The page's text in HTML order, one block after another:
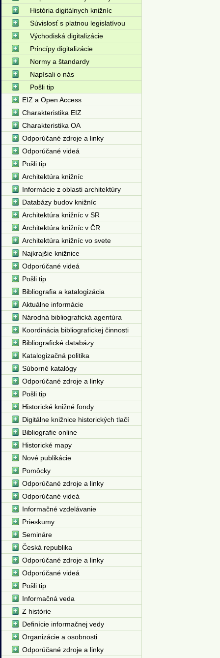
História digitálnych knižníc
Súvislosť s platnou legislatívou
Východiská digitalizácie
Princípy digitalizácie
Normy a štandardy
Napísali o nás
Pošli tip
EIZ a Open Access
Charakteristika EIZ
Charakteristika OA
Odporúčané zdroje a linky
Odporúčané videá
Pošli tip
Architektúra knižníc
Informácie z oblasti architektúry
Databázy budov knižníc
Architektúra knižníc v SR
Architektúra knižníc v ČR
Architektúra knižníc vo svete
Najkrajšie knižnice
Odporúčané videá
Pošli tip
Bibliografia a katalogizácia
Aktuálne informácie
Národná bibliografická agentúra
Koordinácia bibliografickej činnosti
Bibliografické databázy
Katalogizačná politika
Súborné katalógy
Odporúčané zdroje a linky
Pošli tip
Historické knižné fondy
Digitálne knižnice historických tlačí
Bibliografie online
Historické mapy
Nové publikácie
Pomôcky
Odporúčané zdroje a linky
Odporúčané videá
Informačné vzdelávanie
Prieskumy
Semináre
Česká republika
Odporúčané zdroje a linky
Odporúčané videá
Pošli tip
Informačná veda
Z histórie
Definície informačnej vedy
Organizácie a osobnosti
Odporúčané zdroje a linky